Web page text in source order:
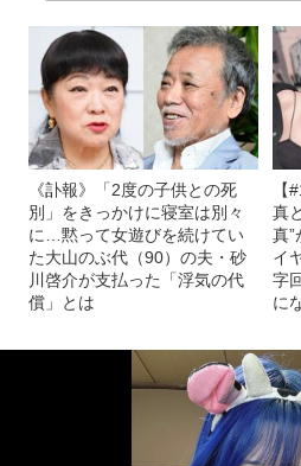
《訃報》「2度の子供との死
別」をきっかけに寝室は別々
に…黙って女遊びを続けてい
た大山のぶ代（90）の夫・砂
川啓介が支払った「浮気の代
償」とは
【
真
真
イ
字
に